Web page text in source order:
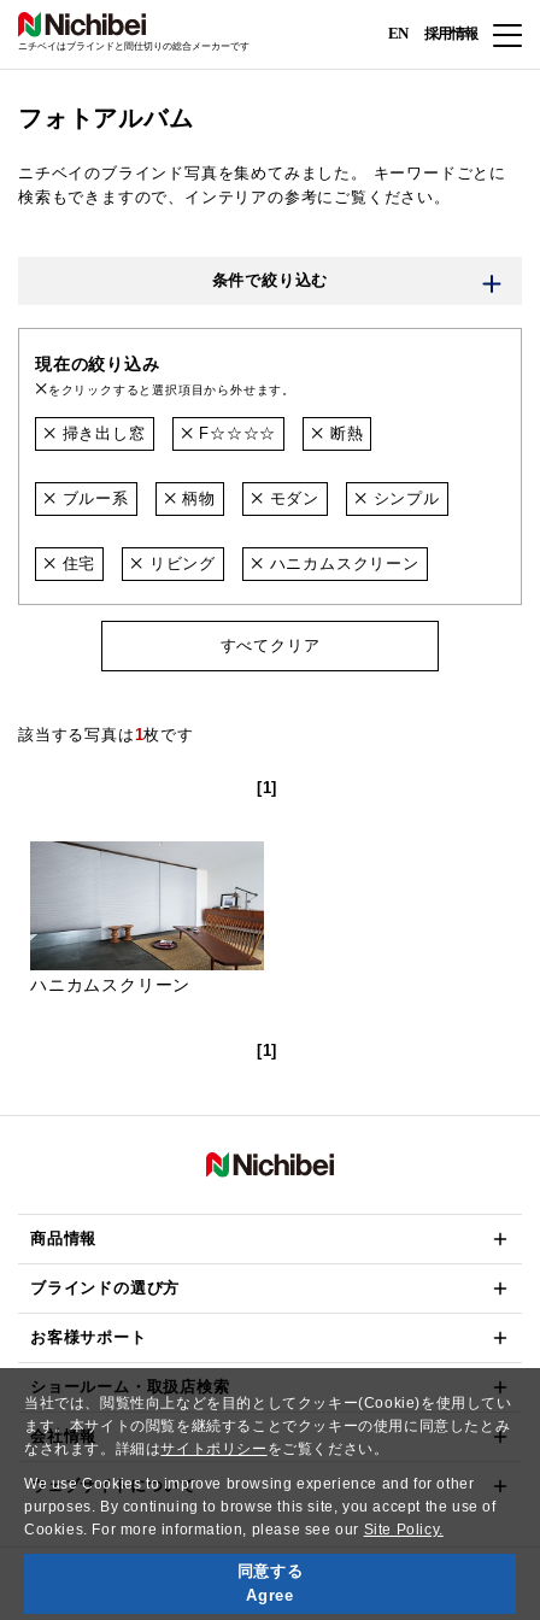
当社では、閲覧性向上などを目的としてクッキー(Cookie)を使用してい
ます。本サイトの閲覧を継続することでクッキーの使用に同意したとみ
なされます。詳細はサイトポリシー をご覧ください。
We use Cookies to improve browsing experience and for other
purposes. By continuing to browse this site, you accept the use of
Cookies. For more information, please see our Site Policy.
同意する
Agree
ニチベイはブラインドと間仕切りの総合メーカーです
EN 採用情報
フォトアルバム
ニチベイのブラインド写真を集めてみました。
キーワードごとに
検索もできますので、インテリアの参考にご覧ください。
条件で絞り込む
現在の絞り込み
をクリックすると選択項目から外せます。
掃き出し窓 F☆☆☆☆ 断熱
ブルー系 柄物 モダン シンプル
住宅 リビング ハニカムスクリーン
すべてクリア
該当する写真は1枚です
[1]
ハニカムスクリーン
[1]
商品情報
ブラインドの選び方
お客様サポート
ショールーム・取扱店検索
会社情報
ウェブサイトについて
Copyright© NICHIBEI CO.,LTD. All Rights Reserved.